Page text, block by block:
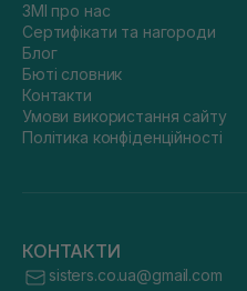
ЗМІ про нас
Сертифікати та нагороди
Блог
Бюті словник
Контакти
Умови використання сайту
Політика конфіденційності
КОНТАКТИ
sisters.co.ua@gmail.com